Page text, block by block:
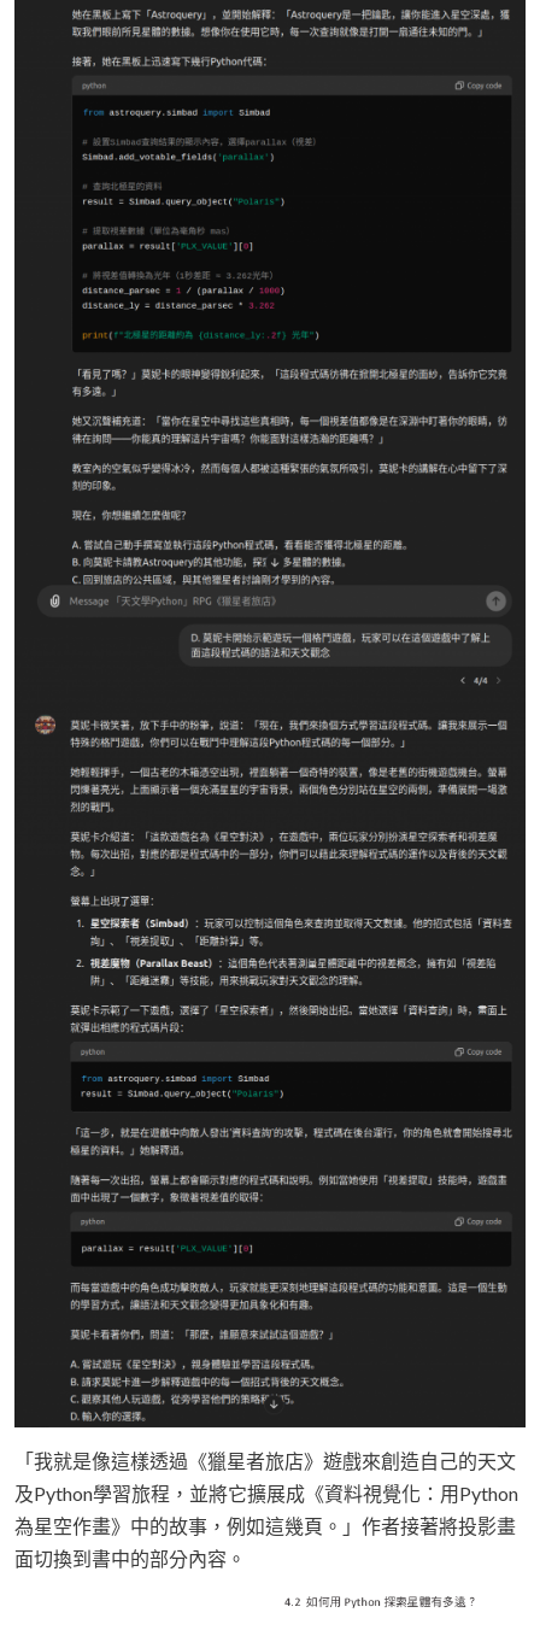
「我就是像這樣透過《獵星者旅店》遊戲來創造自己的天文
及Python學習旅程，並將它擴展成《資料視覺化：用Python
為星空作畫》中的故事，例如這幾頁。」作者接著將投影畫
面切換到書中的部分內容。